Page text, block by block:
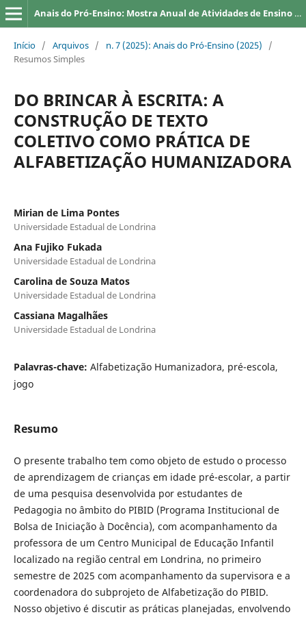
Anais do Pró-Ensino: Mostra Anual de Atividades de Ensino da UEL
Início / Arquivos / n. 7 (2025): Anais do Pró-Ensino (2025)
/
Resumos Simples
DO BRINCAR À ESCRITA: A
CONSTRUÇÃO DE TEXTO
COLETIVO COMO PRÁTICA DE
ALFABETIZAÇÃO HUMANIZADORA
Mirian de Lima Pontes
Universidade Estadual de Londrina
Ana Fujiko Fukada
Universidade Estadual de Londrina
Carolina de Souza Matos
Universidade Estadual de Londrina
Cassiana Magalhães
Universidade Estadual de Londrina
Palavras-chave: Alfabetização Humanizadora, pré-escola,
jogo
Resumo
O presente trabalho tem como objeto de estudo o processo
de aprendizagem de crianças em idade pré-escolar, a partir
de uma pesquisa desenvolvida por estudantes de
Pedagogia no âmbito do PIBID (Programa Institucional de
Bolsa de Iniciação à Docência), com acompanhamento da
professora de um Centro Municipal de Educação Infantil
localizado na região central em Londrina, no primeiro
semestre de 2025 com acompanhamento da supervisora e a
coordenadora do subprojeto de Alfabetização do PIBID.
Nosso objetivo é discutir as práticas planejadas, envolvendo